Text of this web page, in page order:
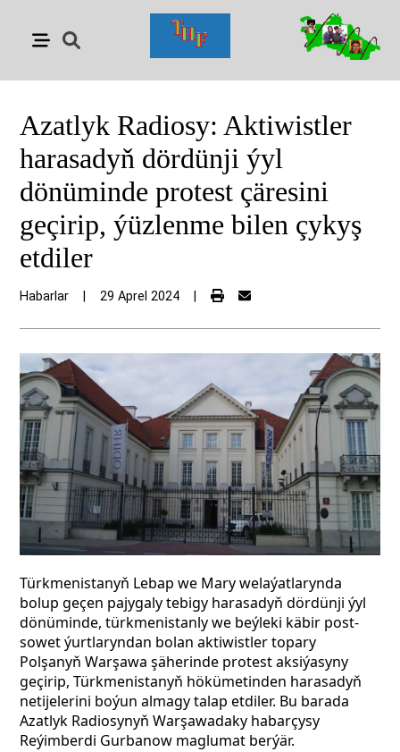
Azatlyk Radiosy: Aktiwistler
harasadyň dördünji ýyl
dönüminde protest çäresini
geçirip, ýüzlenme bilen çykyş
etdiler
Habarlar 29 Aprel 2024
Türkmenistanyň Lebap we Mary welaýatlarynda
bolup geçen pajygaly tebigy harasadyň dördünji ýyl
dönüminde, türkmenistanly we beýleki käbir post-
sowet ýurtlaryndan bolan aktiwistler topary
Polşanyň Warşawa şäherinde protest aksiýasyny
geçirip, Türkmenistanyň hökümetinden harasadyň
netijelerini boýun almagy talap etdiler. Bu barada
Azatlyk Radiosynyň Warşawadaky habarçysy
Reýimberdi Gurbanow maglumat berýär.